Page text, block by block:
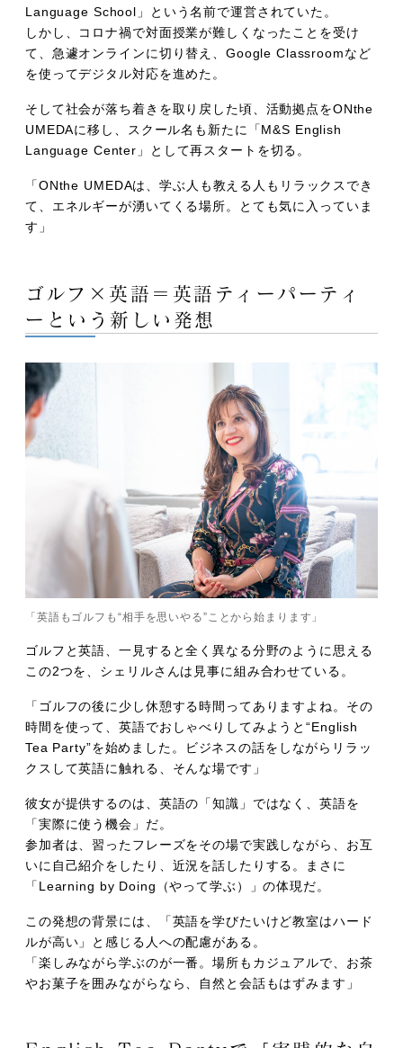
Language School」という名前で運営されていた。
しかし、コロナ禍で対面授業が難しくなったことを受け
て、急遽オンラインに切り替え、Google Classroomなど
を使ってデジタル対応を進めた。
そして社会が落ち着きを取り戻した頃、活動拠点をONthe
UMEDAに移し、スクール名も新たに「M&S English
Language Center」として再スタートを切る。
「ONthe UMEDAは、学ぶ人も教える人もリラックスでき
て、エネルギーが湧いてくる場所。とても気に入っていま
す」
ゴルフ×英語＝英語ティーパーティ
ーという新しい発想
「英語もゴルフも“相手を思いやる”ことから始まります」
ゴルフと英語、一見すると全く異なる分野のように思える
この2つを、シェリルさんは見事に組み合わせている。
「ゴルフの後に少し休憩する時間ってありますよね。その
時間を使って、英語でおしゃべりしてみようと“English
Tea Party”を始めました。ビジネスの話をしながらリラッ
クスして英語に触れる、そんな場です」
彼女が提供するのは、英語の「知識」ではなく、英語を
「実際に使う機会」だ。
参加者は、習ったフレーズをその場で実践しながら、お互
いに自己紹介をしたり、近況を話したりする。まさに
「Learning by Doing（やって学ぶ）」の体現だ。
この発想の背景には、「英語を学びたいけど教室はハード
ルが高い」と感じる人への配慮がある。
「楽しみながら学ぶのが一番。場所もカジュアルで、お茶
やお菓子を囲みながらなら、自然と会話もはずみます」